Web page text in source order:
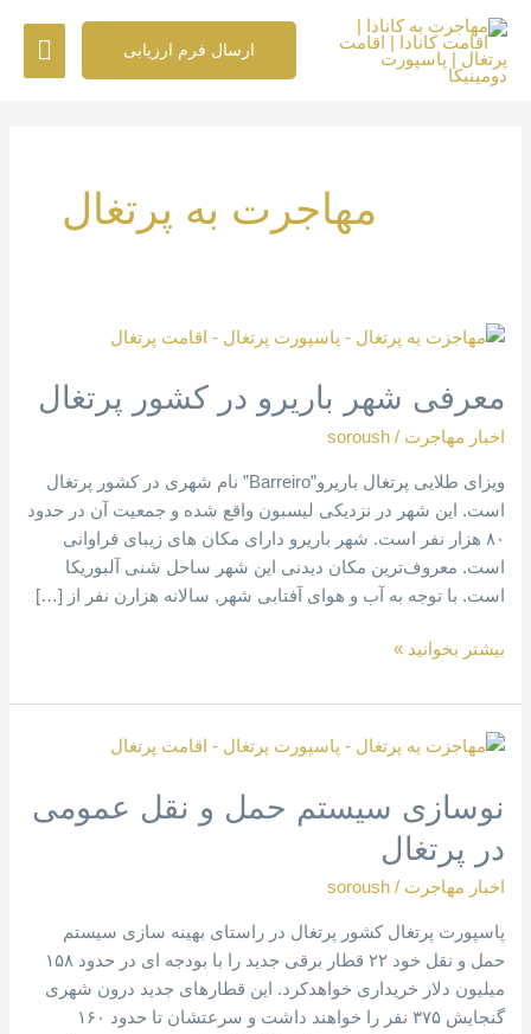
محتوا
ارسال فرم ارزیابی
مهاجرت به پرتغال
معرفی شهر باریرو در کشور پرتغال
اخبار مهاجرت /
soroush
ویزای طلایی پرتغال باریرو”Barreiro” نام شهری در کشور پرتغال
است. این شهر در نزدیکی لیسبون واقع شده و جمعیت آن در حدود
۸۰ هزار نفر است. شهر باریرو دارای مکان های زیبای فراوانی
است. معروف‌ترین مکان دیدنی این شهر ساحل شنی آلبوریکا
است. با توجه به آب و هوای آفتابی شهر, سالانه هزارن نفر از […]
معرفی
باریرو
کشور
پرتغال
بیشتر بخوانید »
نوسازی سیستم حمل و نقل عمومی
در پرتغال
اخبار مهاجرت /
soroush
پاسپورت پرتغال کشور پرتغال در راستای بهینه سازی سیستم
حمل و نقل خود ۲۲ قطار برقی جدید را با بودجه ای در حدود ۱۵۸
میلیون دلار خریداری خواهد‌کرد. این قطارهای جدید درون شهری
گنجایش ۳۷۵ نفر را خواهند داشت و سرعتشان تا حدود ۱۶۰
نوسازی
حمل
نقل
عمومی
پرتغال